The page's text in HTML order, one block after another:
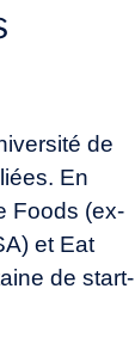
de
En
Foods (ex-
et Eat
de start-